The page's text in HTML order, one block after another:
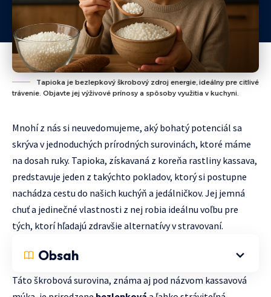
Tapioka je bezlepkový škrobový zdroj energie, ideálny pre citlivé
trávenie. Objavte jej výživové prínosy a spôsoby využitia v kuchyni.
Mnohí z nás si neuvedomujeme, aký bohatý potenciál sa
skrýva v jednoduchých prírodných surovinách, ktoré máme
na dosah ruky. Tapioka, získavaná z koreňa rastliny kassava,
predstavuje jeden z takýchto pokladov, ktorý si postupne
nachádza cestu do našich kuchýň a jedálničkov. Jej jemná
chuť a jedinečné vlastnosti z nej robia ideálnu voľbu pre
tých, ktorí hľadajú zdravšie alternatívy v stravovaní.
Obsah
Táto škrobová surovina, známa aj pod názvom kassavová